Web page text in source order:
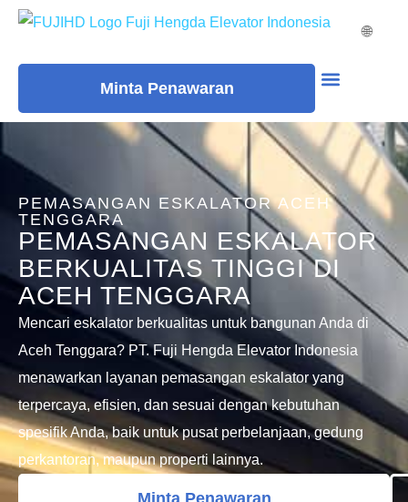
🌐
Minta Penawaran
PEMASANGAN ESKALATOR ACEH
TENGGARA
PEMASANGAN ESKALATOR
BERKUALITAS TINGGI DI
ACEH TENGGARA
Mencari eskalator berkualitas untuk bangunan Anda di
Aceh Tenggara? PT. Fuji Hengda Elevator Indonesia
menawarkan layanan pemasangan eskalator yang
terpercaya, efisien, dan sesuai dengan kebutuhan
spesifik Anda, baik untuk pusat perbelanjaan, gedung
perkantoran, maupun properti lainnya.
Minta Penawaran